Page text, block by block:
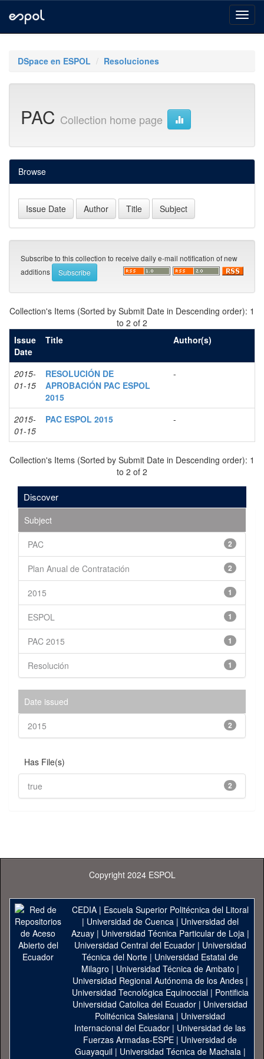
navigationDSpace en ESPOL Resoluciones
PAC Collection home page
Browse
Subscribe to this collection to receive daily e-mail notification of new
additions
Collection's Items (Sorted by Submit Date in Descending order): 1
to 2 of 2
Issue
Date
Title Author(s)
2015-
01-15
RESOLUCIÓN DE
APROBACIÓN PAC ESPOL
2015
-
2015-
01-15
PAC ESPOL 2015 -
Collection's Items (Sorted by Submit Date in Descending order): 1
to 2 of 2
Discover
Subject
2
PAC
2
Plan Anual de Contratación
1
2015
1
ESPOL
1
PAC 2015
1
Resolución
Date issued
2
2015
Has File(s)
2
true
Copyright 2024 ESPOL
CEDIA| Escuela Superior Politécnica del Litoral
| Universidad de Cuenca| Universidad del
Azuay| Universidad Técnica Particular de Loja|
Universidad Central del Ecuador| Universidad
Técnica del Norte | Universidad Estatal de
Milagro | Universidad Técnica de Ambato |
Universidad Regional Autónoma de los Andes|
Universidad Tecnológica Equinoccial| Pontificia
Universidad Catolica del Ecuador | Universidad
Politécnica Salesiana | Universidad
Internacional del Ecuador | Universidad de las
Fuerzas Armadas-ESPE | Universidad de
Guayaquil| Universidad Técnica de Machala|